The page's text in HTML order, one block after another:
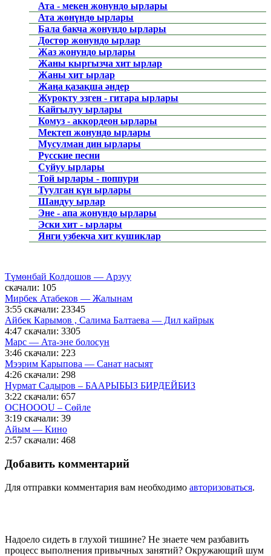
Ата - мекен жонундо ырлары
Ата жөнүндө ырлары
Бала бакча жонундо ырлары
Достор жонундо ырлар
Жаз жонундо ырлары
Жаны кыргызча хит ырлар
Жаны хит ырлар
Жаңа қазақша әндер
Журокту эзген - гитара ырлары
Кайгылуу ырлары
Комуз - аккордеон ырлары
Мектеп жонундо ырлары
Мусулман дин ырлары
Русские песни
Суйуу ырлары
Той ырлары - поппури
Туулган күн ырлары
Шандуу ырлар
Эне - апа жонундо ырлары
Эски хит - ырлары
Янги узбекча хит кушиклар
Түмөнбай Колдошов — Арзуу
скачали: 105
Мирбек Атабеков — Жалынам
3:55 скачали: 23345
Айбек Карымов , Салима Балтаева — Дил кайрык
4:47 скачали: 3305
Марс — Ата-эне болосун
3:46 скачали: 223
Мээрим Карыпова — Санат насыят
4:26 скачали: 298
Нурмат Садыров – БААРЫБЫЗ БИРДЕЙБИЗ
3:22 скачали: 657
OCHOOOU – Сөйле
3:19 скачали: 39
Айым — Кино
2:57 скачали: 468
Добавить комментарий
Для отправки комментария вам необходимо авторизоваться.
Надоело сидеть в глухой тишине? Не знаете чем разбавить
процесс выполнения привычных занятий? Окружающий шум